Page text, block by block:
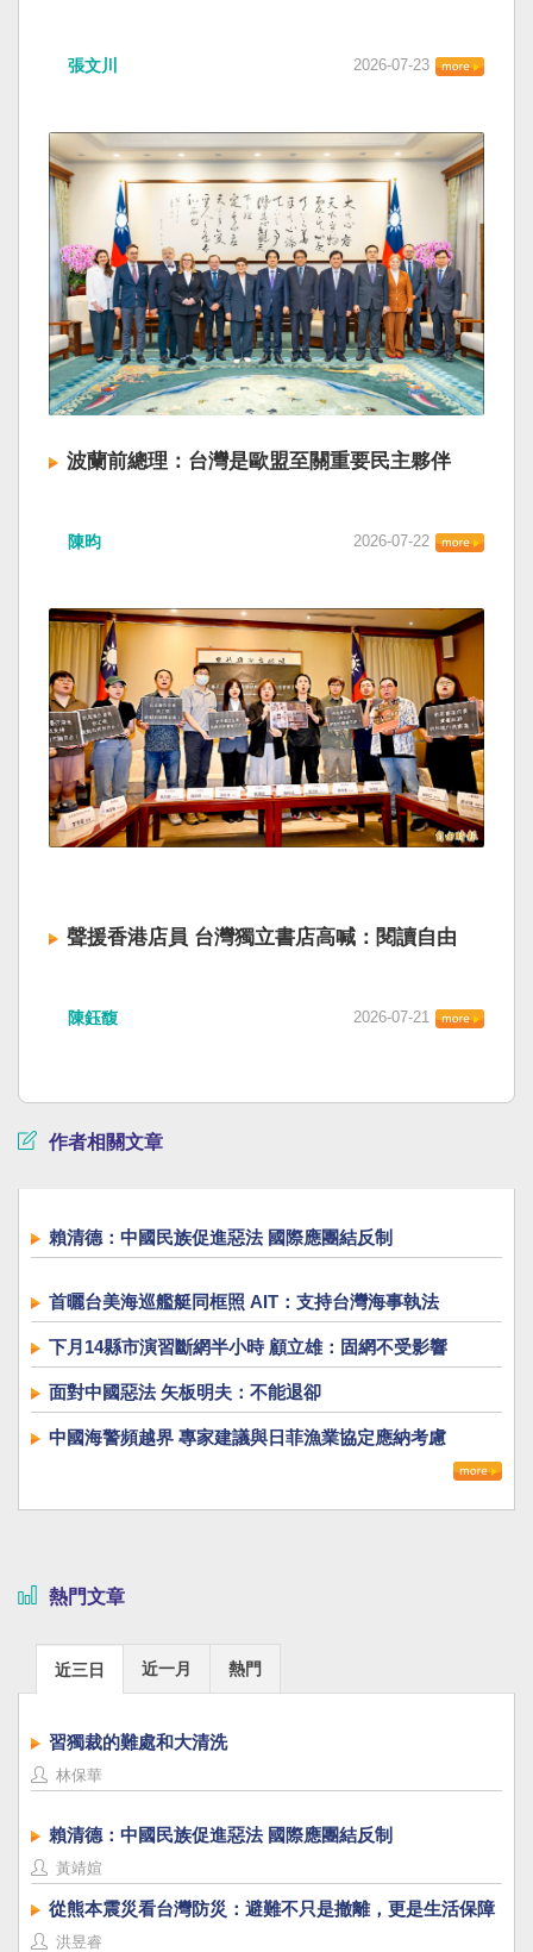
張文川 2026-07-23
波蘭前總理：台灣是歐盟至關重要民主夥伴
陳昀 2026-07-22
聲援香港店員 台灣獨立書店高喊：閱讀自由
陳鈺馥 2026-07-21
作者相關文章
賴清德：中國民族促進惡法 國際應團結反制
首曬台美海巡艦艇同框照 AIT：支持台灣海事執法
下月14縣市演習斷網半小時 顧立雄：固網不受影響
面對中國惡法 矢板明夫：不能退卻
中國海警頻越界 專家建議與日菲漁業協定應納考慮
熱門文章
近三日 近一月 熱門
習獨裁的難處和大清洗
林保華
賴清德：中國民族促進惡法 國際應團結反制
黃靖媗
從熊本震災看台灣防災：避難不只是撤離，更是生活保障
洪昱睿